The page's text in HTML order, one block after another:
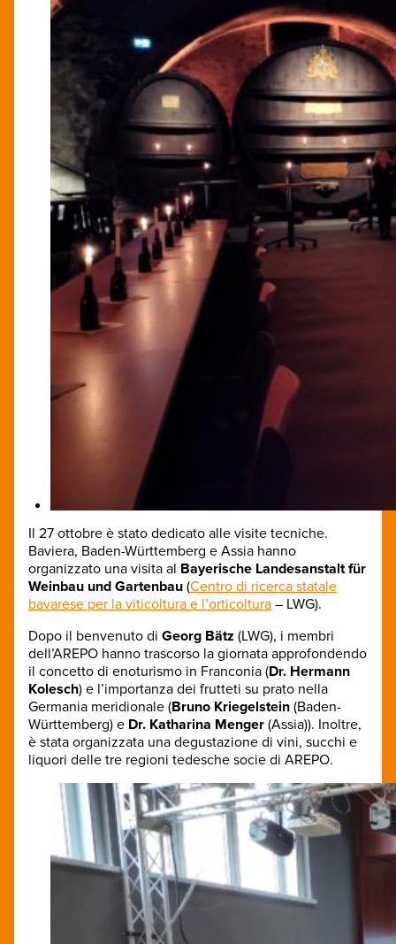
Il 27 ottobre è stato dedicato alle visite tecniche.
Baviera, Baden-Württemberg e Assia hanno
organizzato una visita al Bayerische Landesanstalt für
Weinbau und Gartenbau (Centro di ricerca statale
bavarese per la viticoltura e l’orticoltura – LWG).
Dopo il benvenuto di Georg Bätz (LWG), i membri
dell’AREPO hanno trascorso la giornata approfondendo
il concetto di enoturismo in Franconia (Dr. Hermann
Kolesch) e l’importanza dei frutteti su prato nella
Germania meridionale (Bruno Kriegelstein (Baden-
Württemberg) e Dr. Katharina Menger (Assia)). Inoltre,
è stata organizzata una degustazione di vini, succhi e
liquori delle tre regioni tedesche socie di AREPO.